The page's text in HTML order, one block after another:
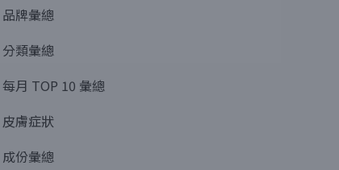
品牌彙總
分類彙總
每月 TOP 10 彙總
皮膚症狀
成份彙總